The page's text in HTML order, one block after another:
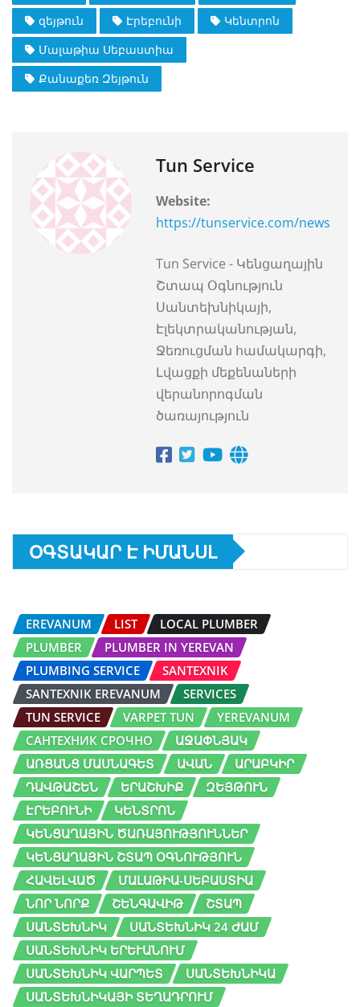
զեյթուն
Էրեբունի
Կենտրոն
Մալաթիա Սեբաստիա
Քանաքեռ Զեյթուն
Tun Service
Website:
https://tunservice.com/news
Tun Service - Կենցաղային
Շտապ Օգնություն
Սանտեխնիկայի,
Էլեկտրականության,
Ջեռուցման համակարգի,
Լվացքի մեքենաների
վերանորոգման
ծառայություն
ՕԳՏԱԿԱՐ Է ԻՄԱՆՍԼ
EREVANUM LIST
LOCAL PLUMBER
PLUMBER
PLUMBER IN YEREVAN
PLUMBING SERVICE
SANTEXNIK
SANTEXNIK EREVANUM
SERVICES
TUN SERVICE
VARPET TUN
YEREVANUM
САНТЕХНИК СРОЧНО
ԱՋԱՓՆՅԱԿ
ԱՌՑԱՆՑ ՄԱՍՆԱԳԵՏ
ԱՎԱՆ
ԱՐԱԲԿԻՐ
ԴԱՎԹԱՇԵՆ
ԵՐԱՇԽԻՔ
ԶԵՅԹՈՒՆ
ԷՐԵԲՈՒՆԻ
ԿԵՆՏՐՈՆ
ԿԵՆՑԱՂԱՅԻՆ ԾԱՌԱՅՈՒԹՅՈՒՆՆԵՐ
ԿԵՆՑԱՂԱՅԻՆ ՇՏԱՊ ՕԳՆՈՒԹՅՈՒՆ
ՀԱՎԵԼՎԱԾ
ՄԱԼԱԹԻԱ-ՍԵԲԱՍՏԻԱ
ՆՈՐ ՆՈՐՔ
ՇԵՆԳԱՎԻԹ
ՇՏԱՊ
ՍԱՆՏԵԽՆԻԿ
ՍԱՆՏԵԽՆԻԿ 24 ԺԱՄ
ՍԱՆՏԵԽՆԻԿ ԵՐԵՒԱՆՈՒՄ
ՍԱՆՏԵԽՆԻԿ ՎԱՐՊԵՏ
ՍԱՆՏԵԽՆԻԿԱ
ՍԱՆՏԵԽՆԻԿԱՅԻ ՏԵՂԱԴՐՈՒՄ